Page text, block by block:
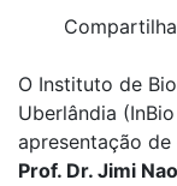
O Instituto de
Uberlândia
apresentação
Prof. Dr. Jimi